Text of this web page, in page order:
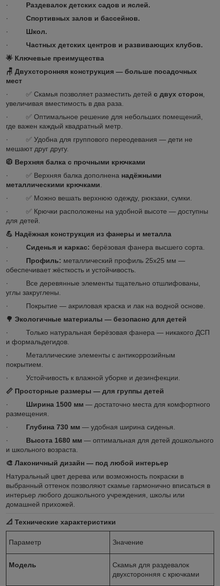
· Раздевалок детских садов и яслей.
· Спортивных залов и бассейнов.
· Школ.
· Частных детских центров и развивающих клубов.
🌟 Ключевые преимущества
🪑 Двухсторонняя конструкция — больше посадочных
мест
· ✅ Скамья позволяет разместить детей с двух сторон
увеличивая вместимость в два раза.
· ✅ Оптимальное решение для небольших помещений,
где важен каждый квадратный метр.
· ✅ Удобна для группового переодевания — дети не
мешают друг другу.
🧥 Верхняя балка с прочными крючками
· ✅ Верхняя балка дополнена надёжными
металлическими крючками
· ✅ Можно вешать верхнюю одежду, рюкзаки, сумки.
· ✅ Крючки расположены на удобной высоте — доступны
для детей.
💪 Надёжная конструкция из фанеры и металла
· Сиденья и каркас: берёзовая фанера высшего сорта.
· Профиль: металлический профиль 25х25 мм —
обеспечивает жёсткость и устойчивость.
· Все деревянные элементы тщательно отшлифованы,
углы закруглены.
· Покрытие — акриловая краска и лак на водной основе.
🌳 Экологичные материалы — безопасно для детей
· Только натуральная берёзовая фанера — никакого ДСП
и формальдегидов.
· Металлические элементы с антикоррозийным
покрытием.
· Устойчивость к влажной уборке и дезинфекции.
📏 Просторные размеры — для группы детей
· Ширина 1500 мм — достаточно места для комфортного
размещения.
· Глубина 730 мм — удобная ширина сиденья.
· Высота 1680 мм — оптимальная для детей дошкольного
и школьного возраста.
🎨 Лаконичный дизайн — под любой интерьер
Натуральный цвет дерева или возможность покраски в
выбранный оттенок позволяют скамье гармонично вписаться в
интерьер любого дошкольного учреждения, школы или
домашней прихожей.
📐 Технические характеристики
Параметр Значение
Модель
Скамья для раздевалок
двухсторонняя с крючками